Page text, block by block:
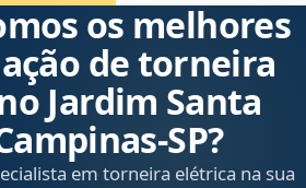
os melhores
de torneira
Jardim Santa
em torneira elétrica na sua